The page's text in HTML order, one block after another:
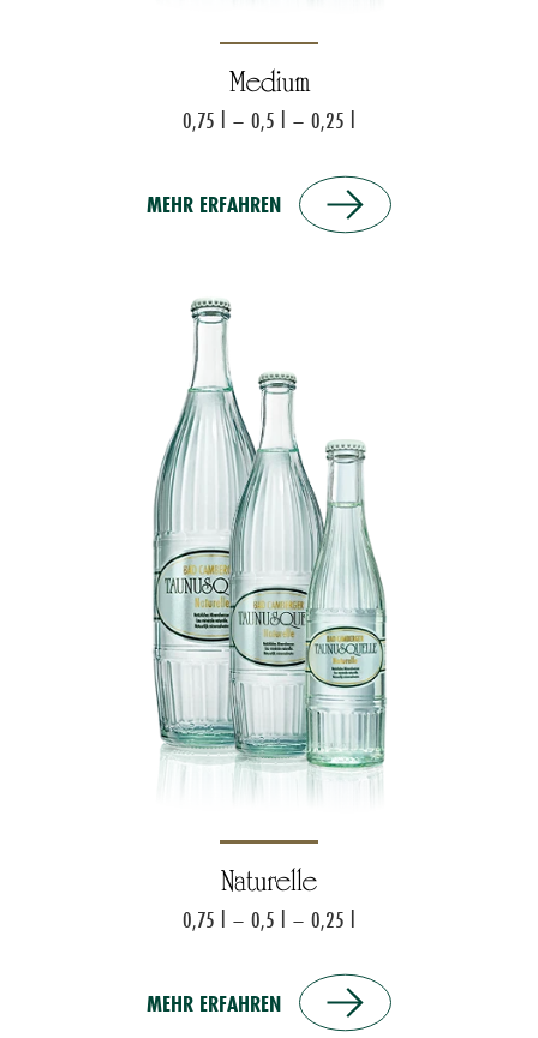
Medium
0,75 l – 0,5 l – 0,25 l
MEHR ERFAHREN
Naturelle
0,75 l – 0,5 l – 0,25 l
MEHR ERFAHREN